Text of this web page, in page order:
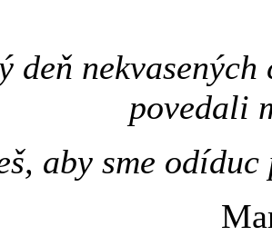
deň
povedali
aby sme